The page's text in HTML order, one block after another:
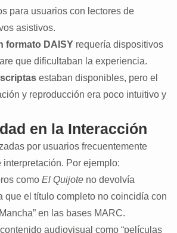
para usuarios con lectores de
asistivos.
formato DAISY requería dispositivos
que dificultaban la experiencia.
estaban disponibles, pero el
y reproducción era poco intuitivo y
en la Interacción
por usuarios frecuentemente
interpretación. Por ejemplo:
como El Quijote no devolvía
que el título completo no coincidía con
en las bases MARC.
audiovisual como “películas